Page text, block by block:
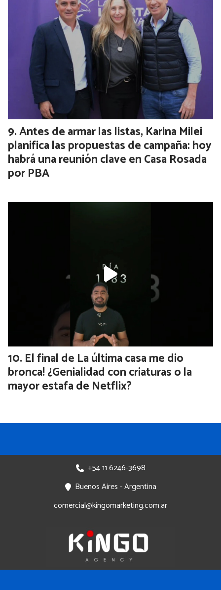
Antes de armar las listas, Karina Milei
planifica las propuestas de campaña: hoy
habrá una reunión clave en Casa Rosada
por PBA
El final de La última casa me dio
bronca! ¿Genialidad con criaturas o la
mayor estafa de Netflix?
+54 11 6246-3698
Buenos Aires - Argentina
comercial@kingomarketing.com.ar